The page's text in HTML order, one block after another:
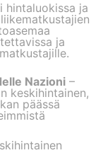
hintaluokissa ja
ja
Nazioni –
keskihintainen,
päässä